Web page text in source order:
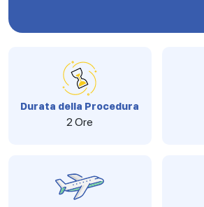
Durata della Procedura
2 Ore